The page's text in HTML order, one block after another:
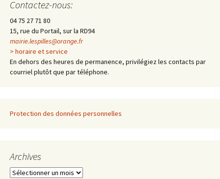
articles
Contactez-nous:
04 75 27 71 80
15, rue du Portail, sur la RD94
mairie.lespilles@orange.fr
> horaire et service
En dehors des heures de permanence, privilégiez les contacts par
courriel plutôt que par téléphone.
Protection des données personnelles
Archives
A